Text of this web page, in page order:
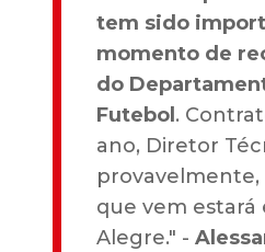
tem sido
momento de
do
Futebol .
ano, Diretor
provavelmente,
que vem estará
Alegre." -